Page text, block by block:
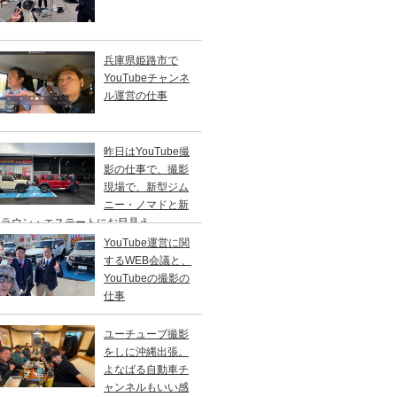
兵庫県姫路市で
YouTubeチャンネ
ル運営の仕事
昨日はYouTube撮
影の仕事で、撮影
現場で、新型ジム
ニー・ノマドと新
ウン・エステートにお目見え。
YouTube運営に関
するWEB会議と、
YouTubeの撮影の
仕事
ユーチューブ撮影
をしに沖縄出張。
よなばる自動車チ
ャンネルもいい感